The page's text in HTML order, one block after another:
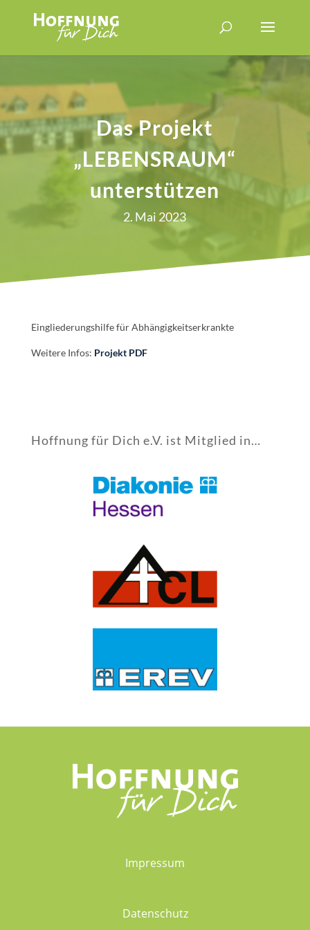
Das Projekt
„LEBENSRAUM“
unterstützen
2. Mai 2023
Eingliederungshilfe für Abhängigkeitserkrankte
Weitere Infos: Projekt PDF
Hoffnung für Dich e.V. ist Mitglied in…
Impressum
Datenschutz